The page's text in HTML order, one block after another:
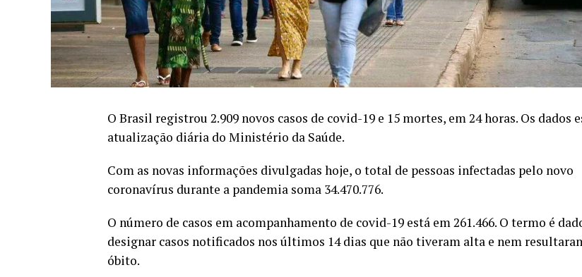
O Brasil registrou 2.909 novos casos de covid-19 e 15 mortes, em 24 horas. Os dados
atualização diária do Ministério da Saúde.
Com as novas informações divulgadas hoje, o total de pessoas infectadas pelo novo
coronavírus durante a pandemia soma 34.470.776.
O número de casos em acompanhamento de covid-19 está em 261.466. O termo é
designar casos notificados nos últimos 14 dias que não tiveram alta e nem
óbito.